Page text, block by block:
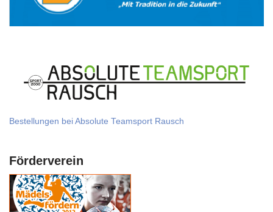
Bestellungen bei Absolute Teamsport Rausch
Förderverein